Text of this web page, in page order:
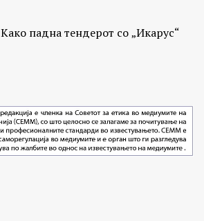
Како падна тендерот со „Икарус“